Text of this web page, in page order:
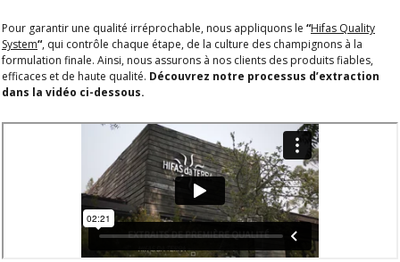
Pour garantir une qualité irréprochable, nous appliquons le “Hifas Quality
System“, qui contrôle chaque étape, de la culture des champignons à la
formulation finale. Ainsi, nous assurons à nos clients des produits fiables,
efficaces et de haute qualité. Découvrez notre processus d’extraction
dans la vidéo ci-dessous.